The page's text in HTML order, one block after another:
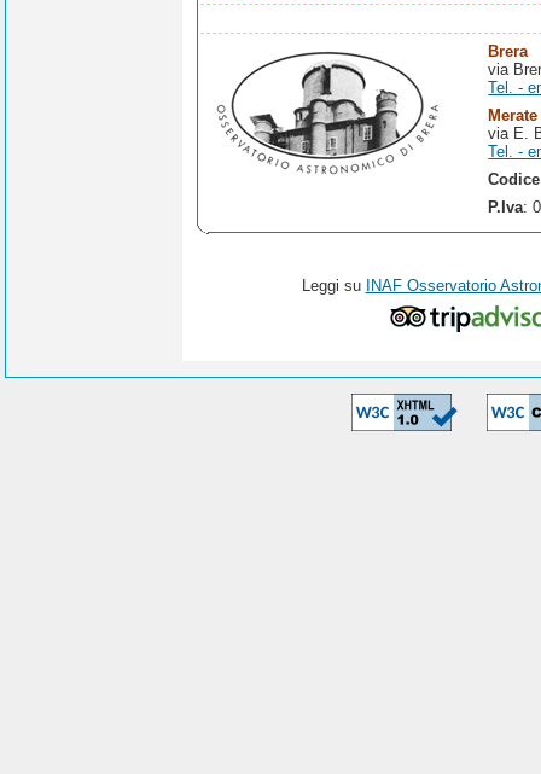
Brera
via
Tel. -
Merate
via E.
Tel. -
P.Iva:
Leggi su INAF Osservatorio